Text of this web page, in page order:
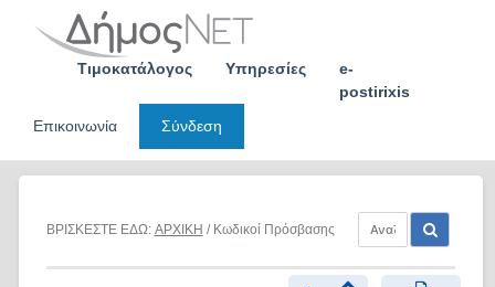
Τιμοκατάλογος Υπηρεσίες
e-
postirixis
Επικοινωνία
Σύνδεση
ΒΡΙΣΚΕΣΤΕ ΕΔΩ: ΑΡΧΙΚΗ / Κωδικοί Πρόσβασης